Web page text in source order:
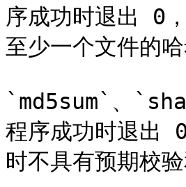
序成功时退出 0
至少一个文件的
`md5sum`、
程序成功时退出
时不具有预期校